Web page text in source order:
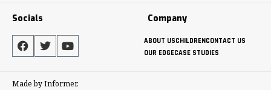
Socials Company
ABOUT USCHILDRENCONTACT US
OUR EDGECASE STUDIES
Made by Informer.